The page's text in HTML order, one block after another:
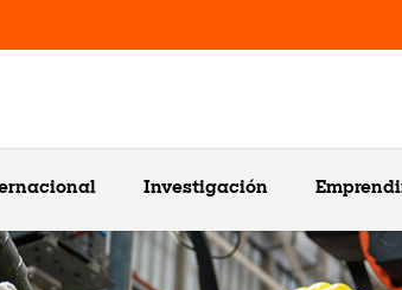
Investigación